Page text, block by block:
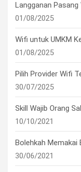
Langganan
01/08/2025
Wifi untuk UMKM
01/08/2025
Pilih Provider Wifi
30/07/2025
Skill Wajib Orang
10/10/2021
Bolehkah Memakai
30/06/2021